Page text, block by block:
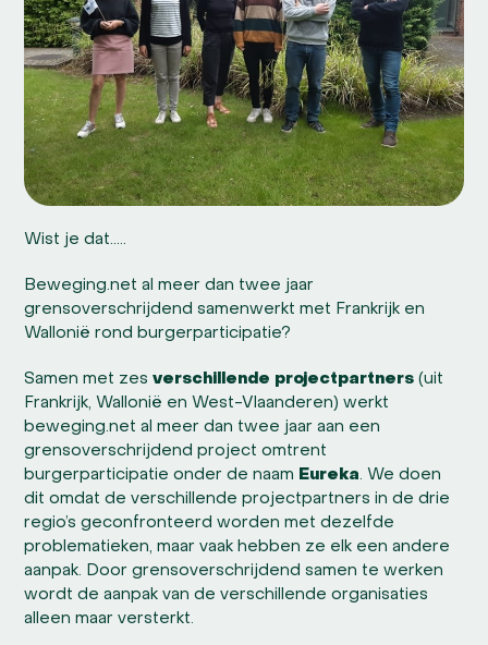
Wist je dat…..
Beweging.net al meer dan twee jaar
grensoverschrijdend samenwerkt met Frankrijk en
Wallonië rond burgerparticipatie?
Samen met zes verschillende projectpartners (uit
Frankrijk, Wallonië en West-Vlaanderen) werkt
beweging.net al meer dan twee jaar aan een
grensoverschrijdend project omtrent
burgerparticipatie onder de naam Eureka
. We doen
dit omdat de verschillende projectpartners in de drie
regio’s geconfronteerd worden met dezelfde
problematieken, maar vaak hebben ze elk een andere
aanpak. Door grensoverschrijdend samen te werken
wordt de aanpak van de verschillende organisaties
alleen maar versterkt.